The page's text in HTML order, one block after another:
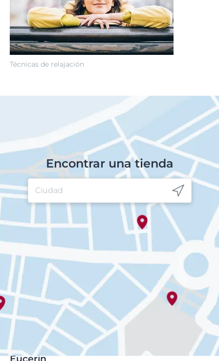
Técnicas de relajación
Encontrar una tienda